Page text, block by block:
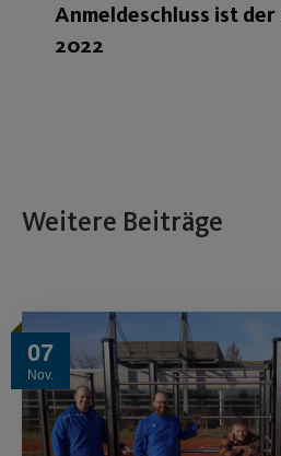
Anmeldeschluss ist der
2022
Weitere Beiträge
07
Nov.